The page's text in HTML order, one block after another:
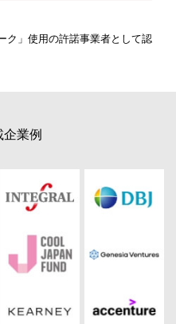
業例
ク」使用の許諾事業者として認